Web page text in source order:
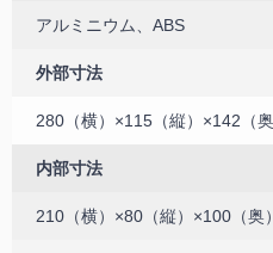
アルミニウム、ABS
外部寸法
280（横）×115（縦）×142（
内部寸法
210（横）×80（縦）×100（奥